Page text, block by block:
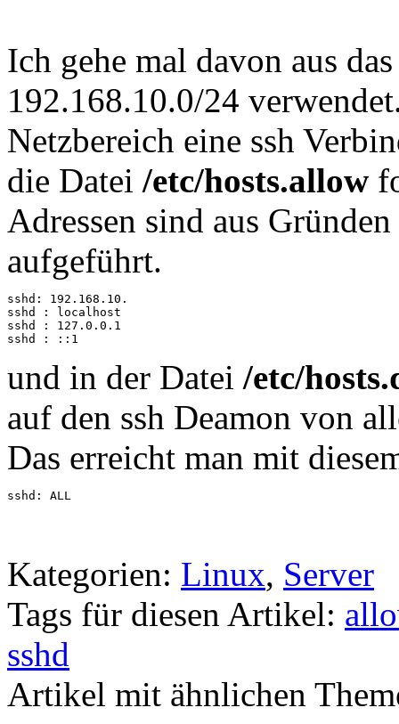
Ich gehe mal davon aus
192.168.10.0/24
Netzbereich eine ssh
die Datei /etc/hosts.allow
Adressen sind aus
aufgeführt.
sshd: 192.168.10.
sshd : localhost
sshd : 127.0.0.1
sshd : ::1
und in der Datei /etc/
auf den ssh Deamon von
Das erreicht man mit
sshd: ALL
Kategorien: Linux, Server
Tags für diesen Artikel:
sshd
Artikel mit ähnlichen